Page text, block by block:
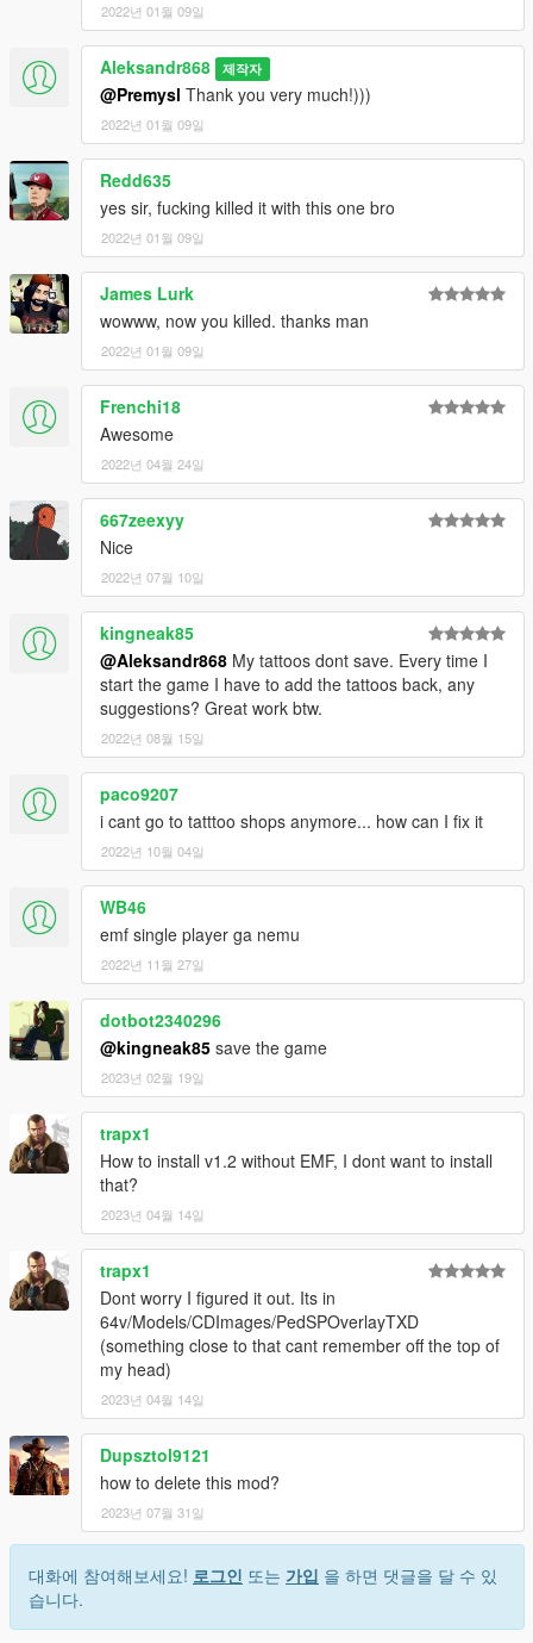
2022년 01월 09일
Aleksandr868 제작자
@Premysl Thank you very much!)))
2022년 01월 09일
Redd635
yes sir, fucking killed it with this one bro
2022년 01월 09일
James Lurk
wowww, now you killed. thanks man
2022년 01월 09일
Frenchi18
Awesome
2022년 04월 24일
667zeexyy
Nice
2022년 07월 10일
kingneak85
@Aleksandr868 My tattoos dont save. Every time I
start the game I have to add the tattoos back, any
suggestions? Great work btw.
2022년 08월 15일
paco9207
i cant go to tatttoo shops anymore... how can I fix it
2022년 10월 04일
WB46
emf single player ga nemu
2022년 11월 27일
dotbot2340296
@kingneak85 save the game
2023년 02월 19일
trapx1
How to install v1.2 without EMF, I dont want to install
that?
2023년 04월 14일
trapx1
Dont worry I figured it out. Its in
64v/Models/CDImages/PedSPOverlayTXD
(something close to that cant remember off the top of
my head)
2023년 04월 14일
Dupsztol9121
how to delete this mod?
2023년 07월 31일
대화에 참여해보세요! 로그인 또는 가입 을 하면 댓글을 달 수 있
습니다.